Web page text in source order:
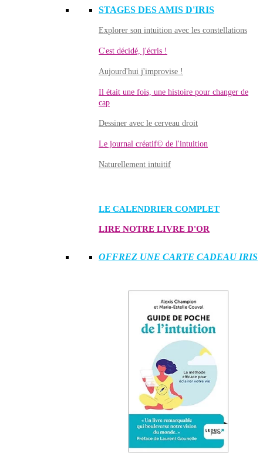
STAGES DES AMIS D'IRIS
Explorer son intuition avec les constellations
C'est décidé, j'écris !
Aujourd'hui j'improvise !
Il était une fois, une histoire pour changer de
cap
Dessiner avec le cerveau droit
Le journal créatif© de l'intuition
Naturellement intuitif
LE CALENDRIER COMPLET
LIRE NOTRE LIVRE D'OR
OFFREZ UNE CARTE CADEAU IRIS